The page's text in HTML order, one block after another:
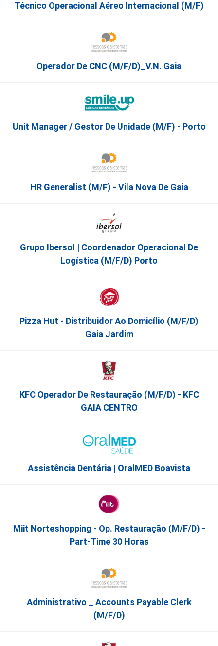
Técnico Operacional Aéreo Internacional (m/f)
Operador De CNC (m/f/d)_V.N. Gaia
Unit Manager / Gestor De Unidade (M/F) - Porto
HR Generalist (m/f) - Vila Nova De Gaia
Grupo Ibersol | Coordenador Operacional De
Logística (m/f/d) Porto
Pizza Hut - Distribuidor Ao Domicílio (m/f/d)
Gaia Jardim
KFC Operador De Restauração (m/f/d) - KFC
GAIA CENTRO
Assistência Dentária | OralMED Boavista
Miit Norteshopping - Op. Restauração (m/f/d) -
Part-Time 30 Horas
Administrativo _ Accounts Payable Clerk
(m/f/d)